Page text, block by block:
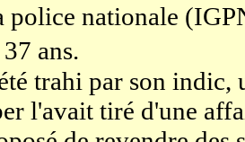
police nationale
ans.
trahi par son indic,
l'avait tiré d'une